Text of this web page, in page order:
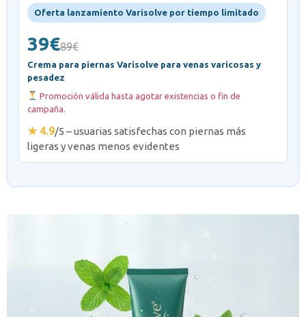
Oferta lanzamiento Varisolve por tiempo limitado
39€89€
Crema para piernas Varisolve para venas varicosas y
pesadez
Promoción válida hasta agotar existencias o fin de
campaña.
★ 4.9/5 – usuarias satisfechas con piernas más
ligeras y venas menos evidentes